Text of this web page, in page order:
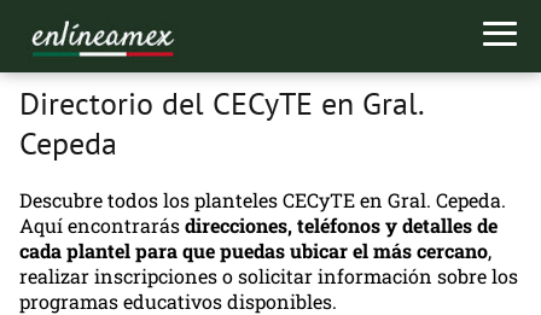
Directorio del CECyTE en Gral.
Cepeda
Descubre todos los planteles CECyTE en Gral. Cepeda.
Aquí encontrarásdirecciones, teléfonos y detalles de
cadaplantel para que puedas ubicar el más cercano,
realizar inscripciones o solicitar información sobre los
programas educativos disponibles.